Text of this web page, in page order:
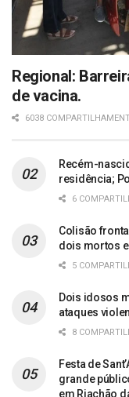
Regional:
de vacina.
6038
Recém-
residência;
6
Colisão
dois mortos
5
Dois idosos
ataques
8
Festa de
grande
em Riachão